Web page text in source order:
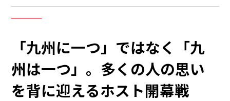
「九州に一つ」ではなく「九
州は一つ」。多くの人の思い
を背に迎えるホスト開幕戦